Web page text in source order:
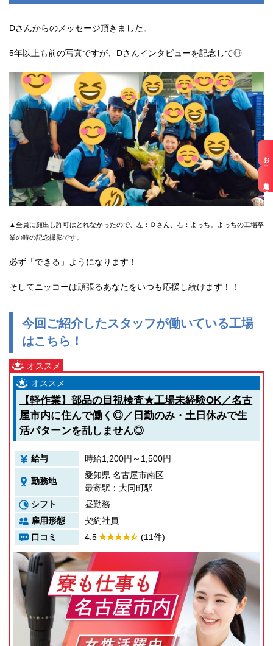
お仕事検索
最近見た求人
Dさんからのメッセージ頂きました。
5年以上も前の写真ですが、Dさんインタビューを記念して◎
▲全員に顔出し許可はとれなかったので、左：Ｄさん、右：よっち。よっちの工場卒
業の時の記念撮影です。
必ず「できる」ようになります！
そしてニッコーは頑張るあなたをいつも応援し続けます！！
今回ご紹介したスタッフが働いている工場
はこちら！
【軽作業】部品の目視検査★工場未経験OK／名古
屋市内に住んで働く◎／日勤のみ・土日休みで生
活パターンを乱しません◎
給与 時給1,200円～1,500円
勤務地
愛知県 名古屋市南区
最寄駅：大同町駅
シフト
昼勤務
雇用形態
契約社員
口コミ
4.5 (11件)